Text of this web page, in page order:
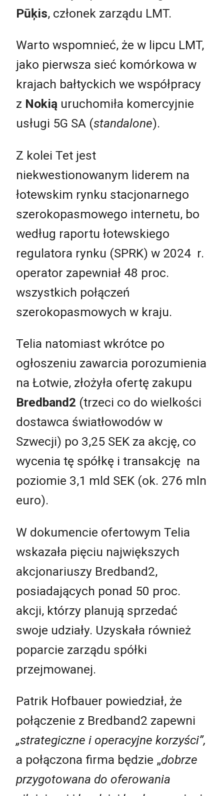
Pūķis, członek zarządu LMT.
Warto wspomnieć, że w lipcu LMT,
jako pierwsza sieć komórkowa w
krajach bałtyckich we współpracy
z Nokią uruchomiła komercyjnie
usługi 5G SA (standalone).
Z kolei Tet jest
niekwestionowanym liderem na
łotewskim rynku stacjonarnego
szerokopasmowego internetu, bo
według raportu łotewskiego
regulatora rynku (SPRK) w 2024 r.
operator zapewniał 48 proc.
wszystkich połączeń
szerokopasmowych w kraju.
Telia natomiast wkrótce po
ogłoszeniu zawarcia porozumienia
na Łotwie, złożyła ofertę zakupu
Bredband2 (trzeci co do wielkości
dostawca światłowodów w
Szwecji) po 3,25 SEK za akcję, co
wycenia tę spółkę i transakcję na
poziomie 3,1 mld SEK (ok. 276 mln
euro).
W dokumencie ofertowym Telia
wskazała pięciu największych
akcjonariuszy Bredband2,
posiadających ponad 50 proc.
akcji, którzy planują sprzedać
swoje udziały. Uzyskała również
poparcie zarządu spółki
przejmowanej.
Patrik Hofbauer powiedział, że
połączenie z Bredband2 zapewni
„strategiczne i operacyjne korzyści”,
a połączona firma będzie „dobrze
przygotowana do oferowania